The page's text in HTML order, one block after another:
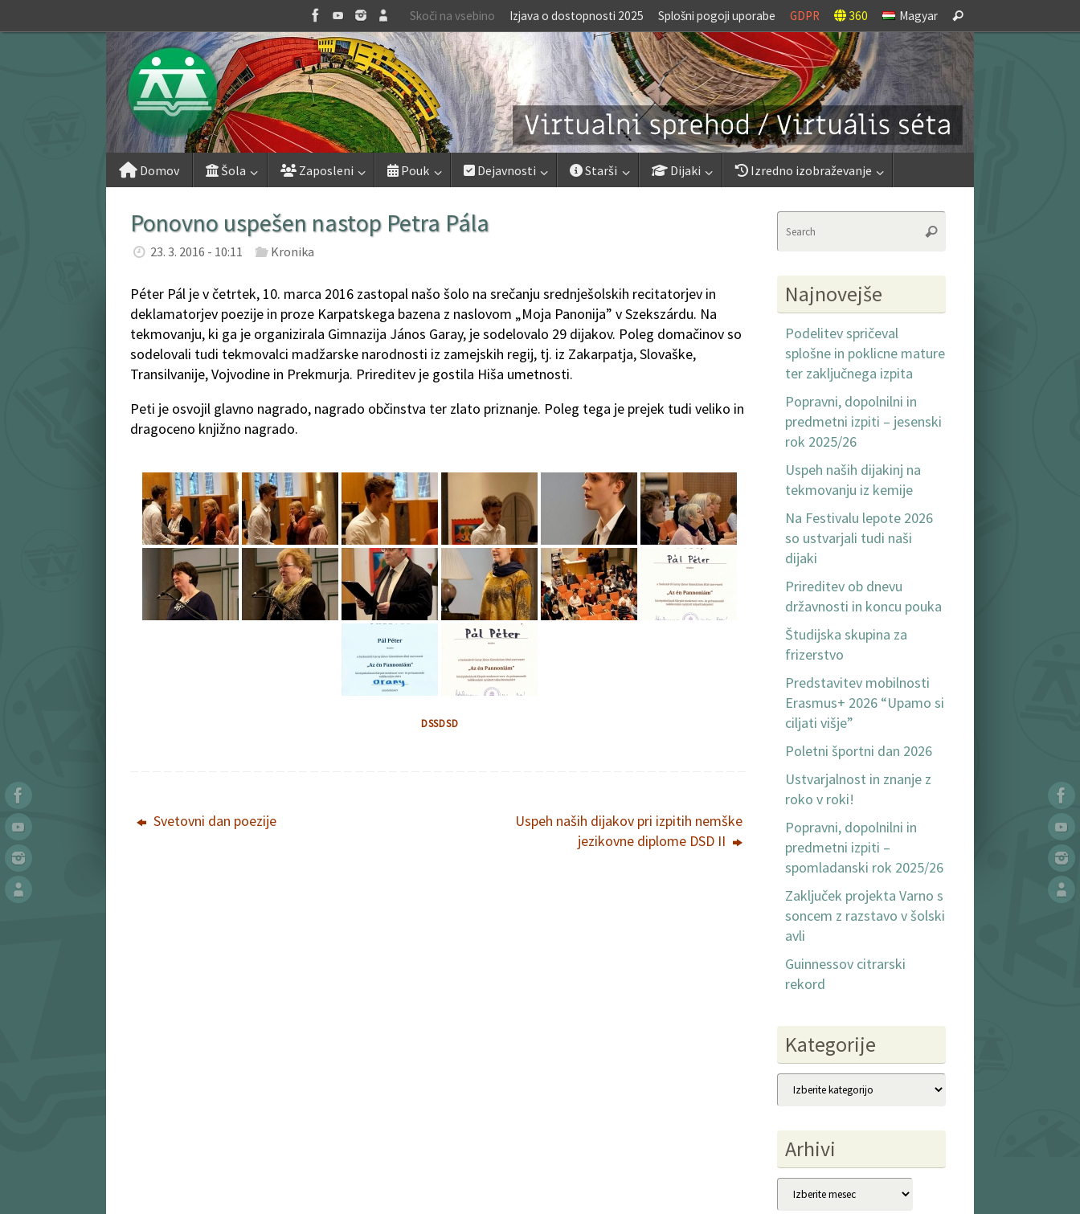
to
Skoči na vsebino Izjava o dostopnosti 2025 Splošni pogoji uporabe GDPR 360 Magyar
for:
Search
Skip
Domov Šola Zaposleni Pouk Dejavnosti Starši Dijaki Izredno izobraževanje
Ponovno uspešen nastop Petra Pála
23. 3. 2016 - 10:11 Kronika
Péter Pál je v četrtek, 10. marca 2016 zastopal našo šolo na srečanju srednješolskih recitatorjev in
deklamatorjev poezije in proze Karpatskega bazena z naslovom „Moja Panonija” v Szekszárdu. Na
tekmovanju, ki ga je organizirala Gimnazija János Garay, je sodelovalo 29 dijakov. Poleg domačinov so
sodelovali tudi tekmovalci madžarske narodnosti iz zamejskih regij, tj. iz Zakarpatja, Slovaške,
Transilvanije, Vojvodine in Prekmurja. Prireditev je gostila Hiša umetnosti.
Peti je osvojil glavno nagrado, nagrado občinstva ter zlato priznanje. Poleg tega je prejek tudi veliko in
dragoceno knjižno nagrado.
DSSDSD
Svetovni dan poezije
Uspeh naših dijakov pri izpitih nemške
jezikovne diplome DSD II
Search
Najnovejše
Podelitev spričeval
splošne in poklicne mature
ter zaključnega izpita
Popravni, dopolnilni in
predmetni izpiti – jesenski
rok 2025/26
Uspeh naših dijakinj na
tekmovanju iz kemije
Na Festivalu lepote 2026
so ustvarjali tudi naši
dijaki
Prireditev ob dnevu
državnosti in koncu pouka
Študijska skupina za
frizerstvo
Predstavitev mobilnosti
Erasmus+ 2026 “Upamo si
ciljati višje”
Poletni športni dan 2026
Ustvarjalnost in znanje z
roko v roki!
Popravni, dopolnilni in
predmetni izpiti –
spomladanski rok 2025/26
Zaključek projekta Varno s
soncem z razstavo v šolski
avli
Guinnessov citrarski
rekord
Kategorije
Kategorije
Arhivi
Arhivi